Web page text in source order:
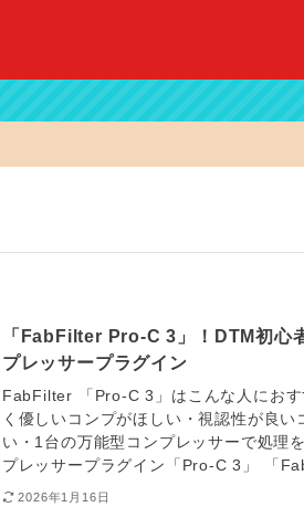
「FabFilter Pro-C 3」！DTM初心
プレッサープラグイン
FabFilter 「Pro-C 3」はこんな人にお
く優しいコンプがほしい・視認性が良
い・1台の万能型コンプレッサーで処理
プレッサープラグイン「Pro-C 3」 「
2026年1月16日